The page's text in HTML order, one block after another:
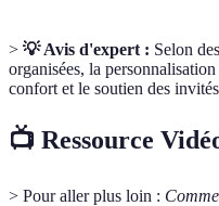
> 💡 Avis d'expert : Selon
organisées, la
confort et le soutien des
📺 Ressource
> Pour aller plus loin :